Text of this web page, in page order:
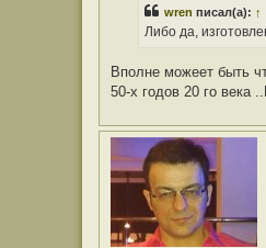
е
wren писал(а): ↑
Либо да,
Вполне можеет быть
50-х годов 20 го века